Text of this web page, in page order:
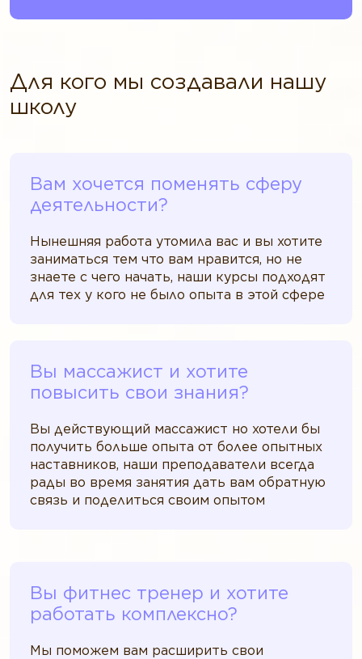
Для кого мы создавали нашу
школу
Вам хочется поменять сферу
деятельности?
Нынешняя работа утомила вас и вы хотите
заниматься тем что вам нравится, но не
знаете с чего начать, наши курсы подходят
для тех у кого не было опыта в этой сфере
Вы массажист и хотите
повысить свои знания?
Вы действующий массажист но хотели бы
получить больше опыта от более опытных
наставников, наши преподаватели всегда
рады во время занятия дать вам обратную
связь и поделиться своим опытом
Вы фитнес тренер и хотите
работать комплексно?
Мы поможем вам расширить свои